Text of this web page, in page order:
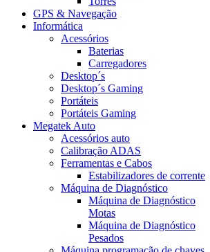
GPS & Navegação
Informática
Acessórios
Baterias
Carregadores
Desktop´s
Desktop´s Gaming
Portáteis
Portáteis Gaming
Megatek Auto
Acessórios auto
Calibração ADAS
Ferramentas e Cabos
Estabilizadores de corrente
Máquina de Diagnóstico
Máquina de Diagnóstico
Motas
Máquina de Diagnóstico
Pesados